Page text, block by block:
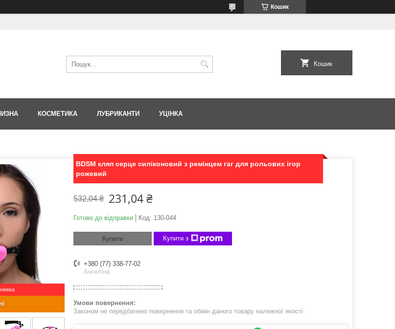
Кошик
Кошик
КОСМЕТИКА ЛУБРИКАНТИ УЦІНКА
BDSM кляп серце силіконовий з ремінцем гаг для рольових ігор
рожевий
532,04 ₴ 231,04 ₴
Готово до відправки Код: 130-044
Купити Купити з
+380 (77) 338-77-02
Ангеліна
Законом не передбачено повернення та обмін даного товару належної якості